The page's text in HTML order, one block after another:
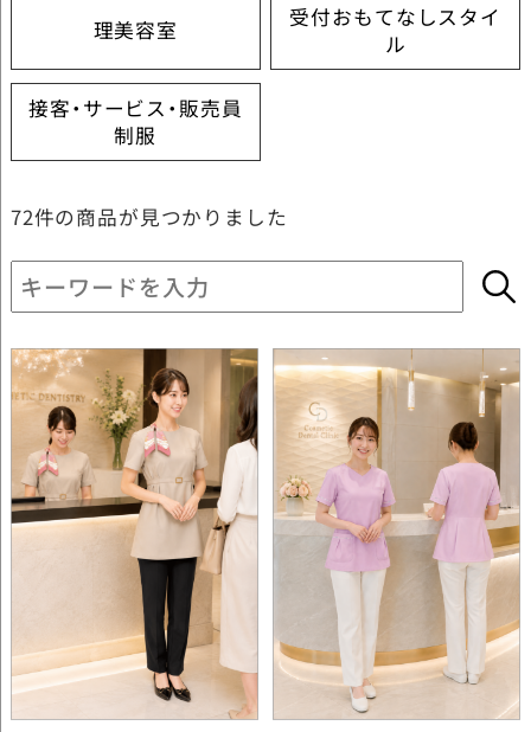
理美容室
受付おもてなしスタイ
ル
接客・サービス・販売員
制服
72件の商品が見つかりました